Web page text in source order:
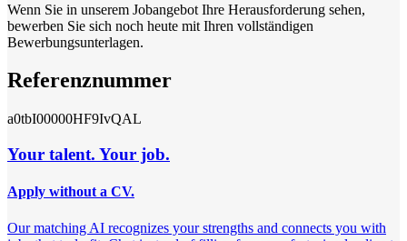
Wenn Sie in unserem Jobangebot Ihre Herausforderung sehen,
bewerben Sie sich noch heute mit Ihren vollständigen
Bewerbungsunterlagen.
Referenznummer
a0tbI00000HF9IvQAL
Your talent. Your job.
Apply without a CV.
Our matching AI recognizes your strengths and connects you with